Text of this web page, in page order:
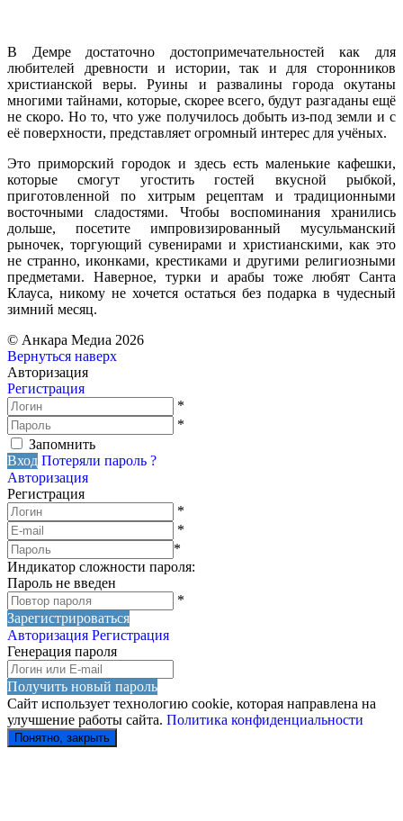
В Демре достаточно достопримечательностей как для
любителей древности и истории, так и для сторонников
христианской веры. Руины и развалины города окутаны
многими тайнами, которые, скорее всего, будут разгаданы ещё
не скоро. Но то, что уже получилось добыть из-под земли и с
её поверхности, представляет огромный интерес для учёных.
Это приморский городок и здесь есть маленькие кафешки,
которые смогут угостить гостей вкусной рыбкой,
приготовленной по хитрым рецептам и традиционными
восточными сладостями. Чтобы воспоминания хранились
дольше, посетите импровизированный мусульманский
рыночек, торгующий сувенирами и христианскими, как это
не странно, иконками, крестиками и другими религиозными
предметами. Наверное, турки и арабы тоже любят Санта
Клауса, никому не хочется остаться без подарка в чудесный
зимний месяц.
© Анкара Медиа 2026
Вернуться наверх
Авторизация
Регистрация
*
*
Запомнить
Вход Потеряли пароль ?
Авторизация
Регистрация
*
*
*
Индикатор сложности пароля:
Пароль не введен
*
Зарегистрироваться
Авторизация Регистрация
Генерация пароля
Получить новый пароль
Сайт использует технологию cookie, которая направлена на
улучшение работы сайта. Политика конфиденциальности
Понятно, закрыть